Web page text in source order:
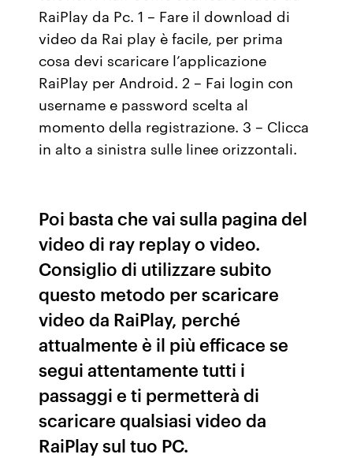
RaiPlay da Pc. 1 – Fare il download di
video da Rai play è facile, per prima
cosa devi scaricare l’applicazione
RaiPlay per Android. 2 – Fai login con
username e password scelta al
momento della registrazione. 3 – Clicca
in alto a sinistra sulle linee orizzontali.
Poi basta che vai sulla pagina del
video di ray replay o video.
Consiglio di utilizzare subito
questo metodo per scaricare
video da RaiPlay, perché
attualmente è il più efficace se
segui attentamente tutti i
passaggi e ti permetterà di
scaricare qualsiasi video da
RaiPlay sul tuo PC.